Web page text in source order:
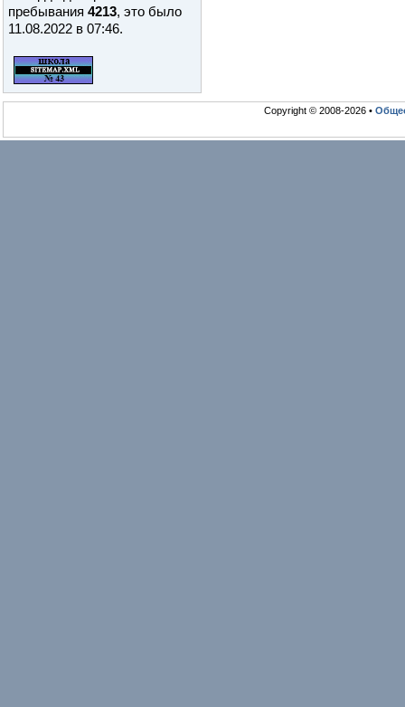
пребывания 4213, это было
11.08.2022 в 07:46.
Copyright © 2008-2026 •